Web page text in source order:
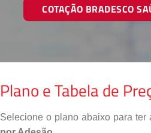
COTAÇÃO BRADESCO
Plano e Tabela de
Selecione o plano abaixo para